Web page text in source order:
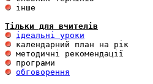
інше
Тільки для вчителів
ідеальні уроки
обговорення